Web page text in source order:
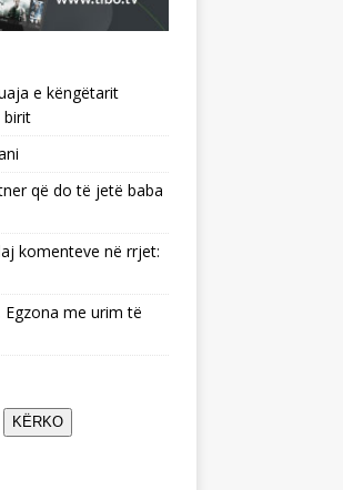
e këngëtarit
birit
që do të jetë baba
komenteve në rrjet:
me urim të
KËRKO